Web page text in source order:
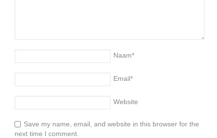
Naam*
Email*
Website
Save my name, email, and website in this browser for the
next time I comment.